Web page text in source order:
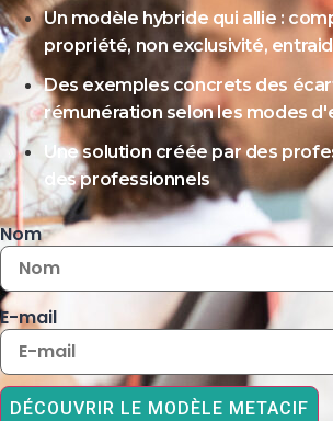
Un modèle hybride qui allie :
propriété, non exclusivité,
Des exemples concrets des
rémunération selon les modes
Une solution créée par des
des professionnels
Nom
E-mail
DÉCOUVRIR LE MODÈLE METACIF